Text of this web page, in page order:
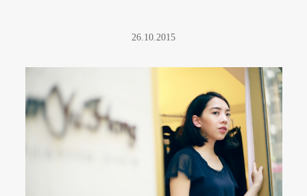
26.10.2015